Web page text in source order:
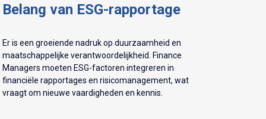
Belang van ESG-rapportage
Er is een groeiende nadruk op duurzaamheid en
maatschappelijke verantwoordelijkheid. Finance
Managers moeten ESG-factoren integreren in
financiële rapportages en risicomanagement, wat
vraagt om nieuwe vaardigheden en kennis.